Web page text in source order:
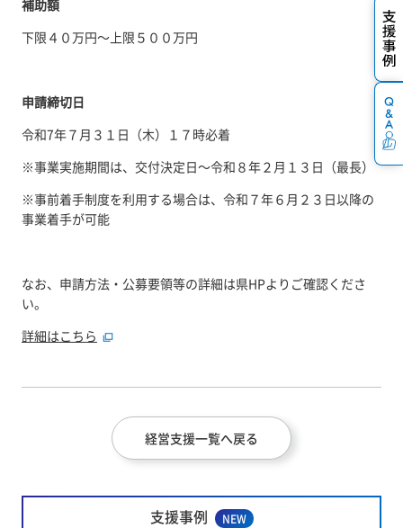
補助額
下限４０万円～上限５００万円
申請締切日
令和7年７月３１日（木）１７時必着
※事業実施期間は、交付決定日～令和８年２月１３日（最長）
※事前着手制度を利用する場合は、令和７年６月２３日以降の
事業着手が可能
なお、申請方法・公募要領等の詳細は県HPよりご確認くださ
い。
詳細はこちら
経営支援一覧へ戻る
支援事例 NEW